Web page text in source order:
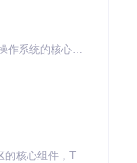
openEuler内核是openEuler操作系统的核心，既是系统性能与稳定性的基石，也是连接处理器、设备与服务的桥梁。
作为 Ascend for PyTorch 社区的核心组件，TorchNPU 是昇腾专为 PyTorch 打造的深度学习适配插件，使 PyTorch 框架能够直接调用昇腾 NPU，为开发者提供昇腾 AI 处理器的超强算力。